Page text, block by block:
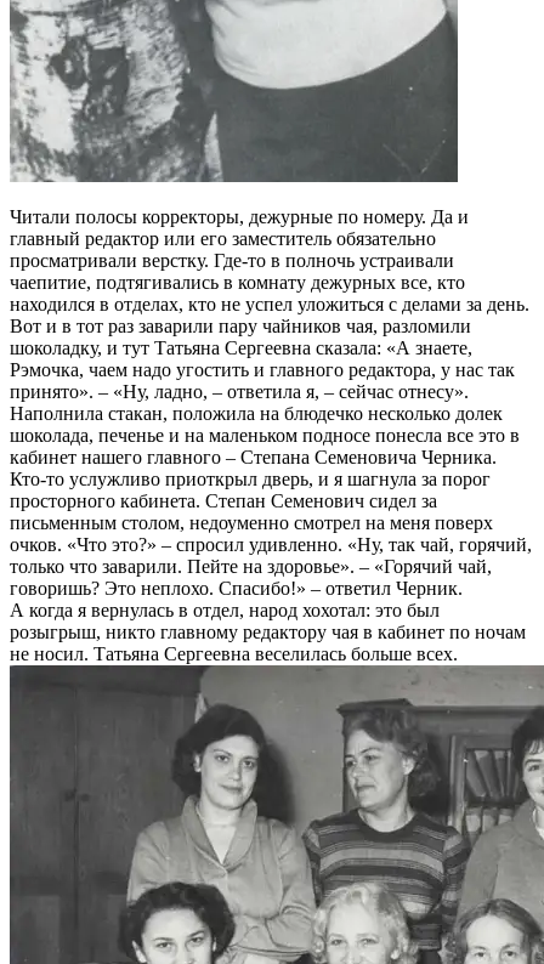
Читали полосы корректоры, дежурные по номеру. Да и
главный редактор или его заместитель обязательно
просматривали верстку. Где-то в полночь устраивали
чаепитие, подтягивались в комнату дежурных все, кто
находился в отделах, кто не успел уложиться с делами за день.
Вот и в тот раз заварили пару чайников чая, разломили
шоколадку, и тут Татьяна Сергеевна сказала: «А знаете,
Рэмочка, чаем надо угостить и главного редактора, у нас так
принято». – «Ну, ладно, – ответила я, – сейчас отнесу».
Наполнила стакан, положила на блюдечко несколько долек
шоколада, печенье и на маленьком подносе понесла все это в
кабинет нашего главного – Степана Семеновича Черника.
Кто-то услужливо приоткрыл дверь, и я шагнула за порог
просторного кабинета. Степан Семенович сидел за
письменным столом, недоуменно смотрел на меня поверх
очков. «Что это?» – спросил удивленно. «Ну, так чай, горячий,
только что заварили. Пейте на здоровье». – «Горячий чай,
говоришь? Это неплохо. Спасибо!» – ответил Черник.
А когда я вернулась в отдел, народ хохотал: это был
розыгрыш, никто главному редактору чая в кабинет по ночам
не носил. Татьяна Сергеевна веселилась больше всех.